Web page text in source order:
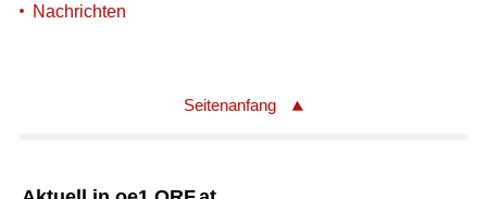
Nachrichten
Seitenanfang